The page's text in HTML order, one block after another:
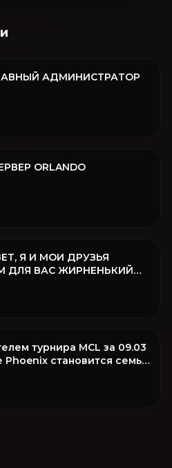
АДМИНИСТРАТОР
ORLANDO
Я И МОИ ДРУЗЬЯ
ДЛЯ ВАС ЖИРНЕНЬКИЙ
турнира MCL за 09.03
Phoenix становится семья